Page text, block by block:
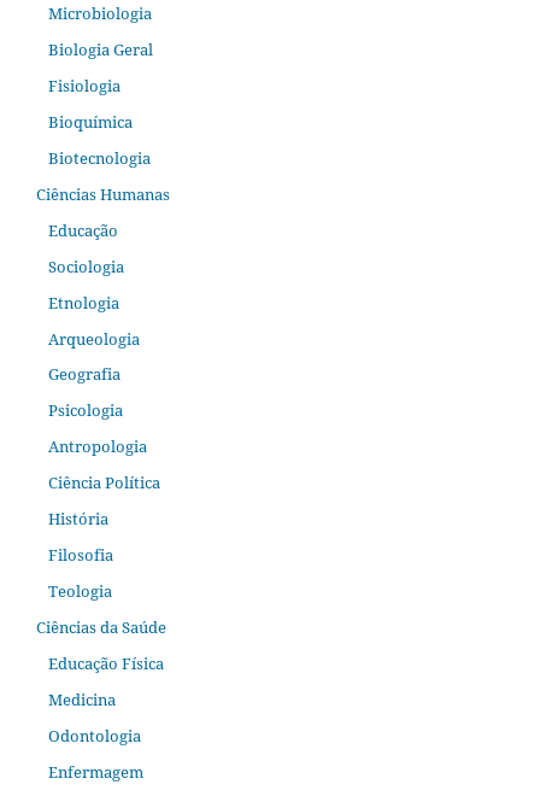
Microbiologia
Biologia Geral
Fisiologia
Bioquímica
Biotecnologia
Ciências Humanas
Educação
Sociologia
Etnologia
Arqueologia
Geografia
Psicologia
Antropologia
Ciência Política
História
Filosofia
Teologia
Ciências da Saúde
Educação Física
Medicina
Odontologia
Enfermagem